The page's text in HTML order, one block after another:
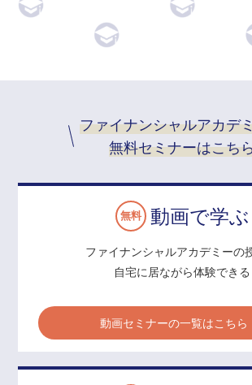
ファイナンシャルアカデ
無料セミナーはこち
無料 動画で学ぶ
ファイナンシャルアカデミーの
自宅に居ながら体験できる
動画セミナーの一覧はこちら